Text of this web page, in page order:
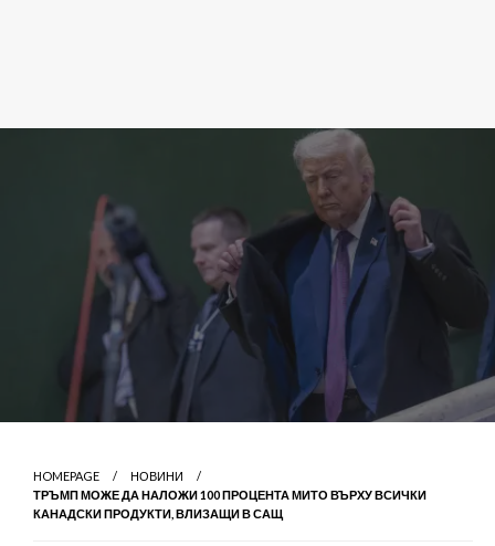
HOMEPAGE
НОВИНИ
ТРЪМП МОЖЕ ДА НАЛОЖИ 100 ПРОЦЕНТА МИТО ВЪРХУ ВСИЧКИ
КАНАДСКИ ПРОДУКТИ, ВЛИЗАЩИ В САЩ